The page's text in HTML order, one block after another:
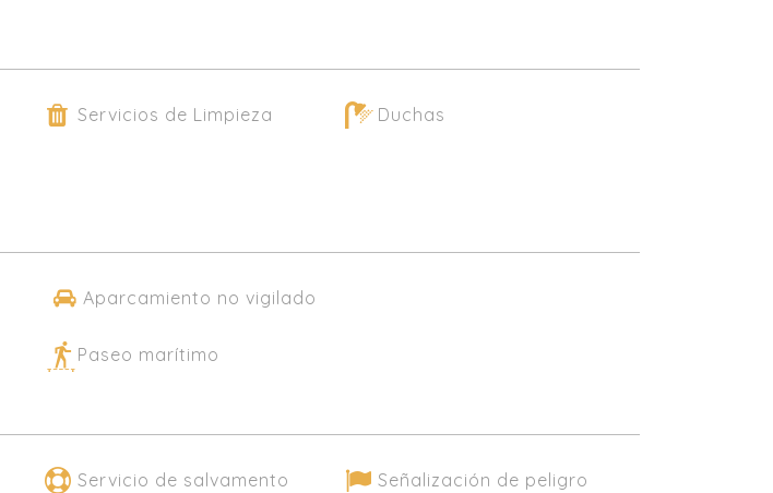
Servicios de Limpieza Duchas
Aparcamiento no vigilado
Paseo marítimo
Servicio de salvamento Señalización de peligro